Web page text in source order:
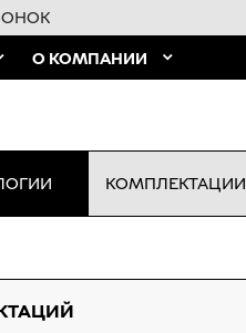
О КОМПАНИИ
КОМПЛЕКТАЦИИ